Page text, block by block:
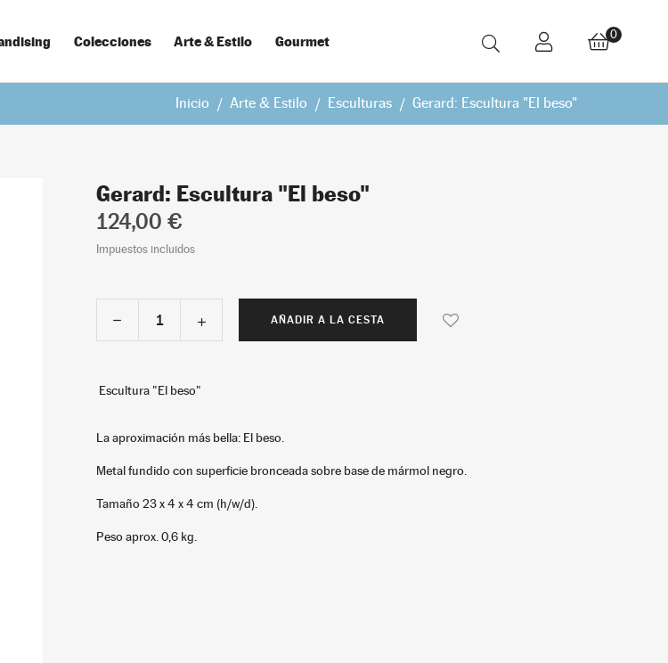
Colecciones Arte & Estilo Gourmet 0
Inicio Arte & Estilo Esculturas Gerard: Escultura "El beso"
Gerard: Escultura "El beso"
124,00 €
Impuestos incluidos
AÑADIR A LA CESTA
Escultura "El beso"
La aproximación más bella: El beso.
Metal fundido con superficie bronceada sobre base de mármol negro.
Tamaño 23 x 4 x 4 cm (h/w/d).
Peso aprox. 0,6 kg.